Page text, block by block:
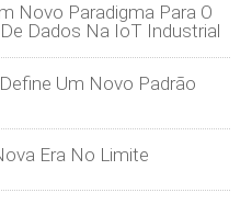
Novo Paradigma Para O
Dados Na IoT Industrial
Um Novo Padrão
Era No Limite